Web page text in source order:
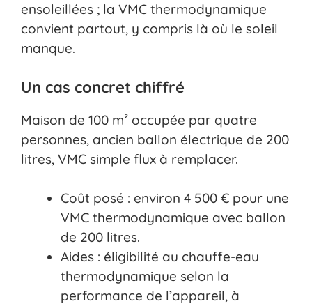
ensoleillées ; la VMC thermodynamique
convient partout, y compris là où le soleil
manque.
Un cas concret chiffré
Maison de 100 m² occupée par quatre
personnes, ancien ballon électrique de 200
litres, VMC simple flux à remplacer.
Coût posé : environ 4 500 € pour une
VMC thermodynamique avec ballon
de 200 litres.
Aides : éligibilité au chauffe-eau
thermodynamique selon la
performance de l’appareil, à